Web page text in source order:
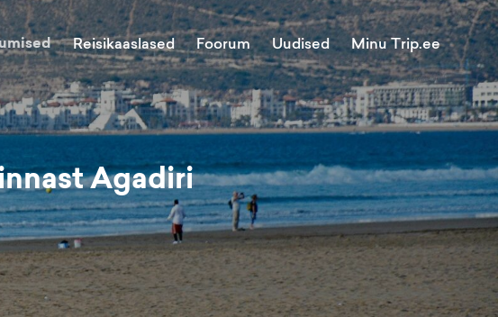
Reisikaaslased Foorum Uudised Minu Trip.ee
Agadiri